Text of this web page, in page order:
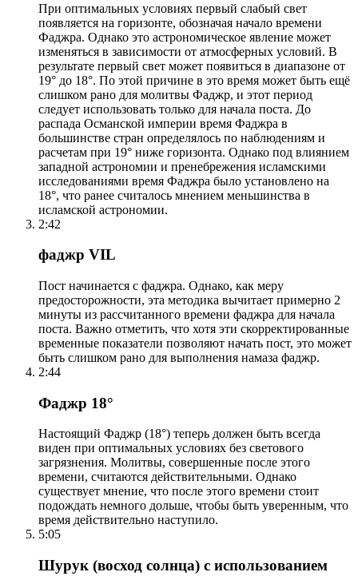
При оптимальных условиях первый слабый свет
появляется на горизонте, обозначая начало времени
Фаджра. Однако это астрономическое явление может
изменяться в зависимости от атмосферных условий. В
результате первый свет может появиться в диапазоне от
19° до 18°. По этой причине в это время может быть ещё
слишком рано для молитвы Фаджр, и этот период
следует использовать только для начала поста. До
распада Османской империи время Фаджра в
большинстве стран определялось по наблюдениям и
расчетам при 19° ниже горизонта. Однако под влиянием
западной астрономии и пренебрежения исламскими
исследованиями время Фаджра было установлено на
18°, что ранее считалось мнением меньшинства в
исламской астрономии.
2:42
фаджр VIL
Пост начинается с фаджра. Однако, как меру
предосторожности, эта методика вычитает примерно 2
минуты из рассчитанного времени фаджра для начала
поста. Важно отметить, что хотя эти скорректированные
временные показатели позволяют начать пост, это может
быть слишком рано для выполнения намаза фаджр.
2:44
Фаджр 18°
Настоящий Фаджр (18°) теперь должен быть всегда
виден при оптимальных условиях без светового
загрязнения. Молитвы, совершенные после этого
времени, считаются действительными. Однако
существует мнение, что после этого времени стоит
подождать немного дольше, чтобы быть уверенным, что
время действительно наступило.
5:05
Шурук (восход солнца) с использованием